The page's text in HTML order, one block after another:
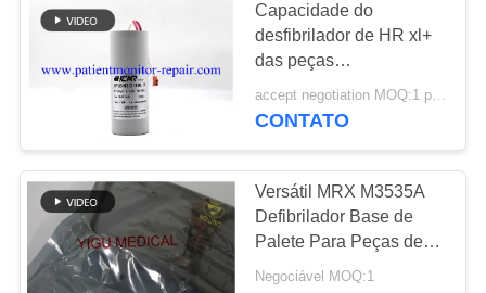
Oxímetro usado do
pulso
72
Capacidade do
desfibrilador de HR xl+
das peças
sobresselentes do
desfibrilador para a
accept negotiation MOQ:1 pcs
CONTATO
Versátil MRX M3535A
Defibrilador Base de
Palete Para Peças de
Máquinas Médicas
Negociável MOQ:1